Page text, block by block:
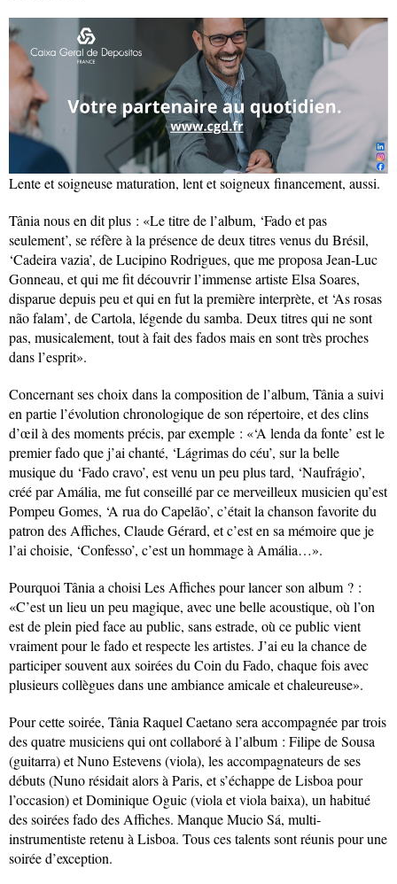
Lente et soigneuse maturation, lent et soigneux financement, aussi.
Tânia nous en dit plus : «Le titre de l’album, ‘Fado et pas
seulement’, se réfère à la présence de deux titres venus du Brésil,
‘Cadeira vazia’, de Lucipino Rodrigues, que me proposa Jean-Luc
Gonneau, et qui me fit découvrir l’immense artiste Elsa Soares,
disparue depuis peu et qui en fut la première interprète, et ‘As rosas
não falam’, de Cartola, légende du samba. Deux titres qui ne sont
pas, musicalement, tout à fait des fados mais en sont très proches
dans l’esprit».
Concernant ses choix dans la composition de l’album, Tânia a suivi
en partie l’évolution chronologique de son répertoire, et des clins
d’œil à des moments précis, par exemple : «‘A lenda da fonte’ est le
premier fado que j’ai chanté, ‘Lágrimas do céu’, sur la belle
musique du ‘Fado cravo’, est venu un peu plus tard, ‘Naufrágio’,
créé par Amália, me fut conseillé par ce merveilleux musicien qu’est
Pompeu Gomes, ‘A rua do Capelão’, c’était la chanson favorite du
patron des Affiches, Claude Gérard, et c’est en sa mémoire que je
l’ai choisie, ‘Confesso’, c’est un hommage à Amália…».
Pourquoi Tânia a choisi Les Affiches pour lancer son album ? :
«C’est un lieu un peu magique, avec une belle acoustique, où l’on
est de plein pied face au public, sans estrade, où ce public vient
vraiment pour le fado et respecte les artistes. J’ai eu la chance de
participer souvent aux soirées du Coin du Fado, chaque fois avec
plusieurs collègues dans une ambiance amicale et chaleureuse».
Pour cette soirée, Tânia Raquel Caetano sera accompagnée par trois
des quatre musiciens qui ont collaboré à l’album : Filipe de Sousa
(guitarra) et Nuno Estevens (viola), les accompagnateurs de ses
débuts (Nuno résidait alors à Paris, et s’échappe de Lisboa pour
l’occasion) et Dominique Oguic (viola et viola baixa), un habitué
des soirées fado des Affiches. Manque Mucio Sá, multi-
instrumentiste retenu à Lisboa. Tous ces talents sont réunis pour une
soirée d’exception.